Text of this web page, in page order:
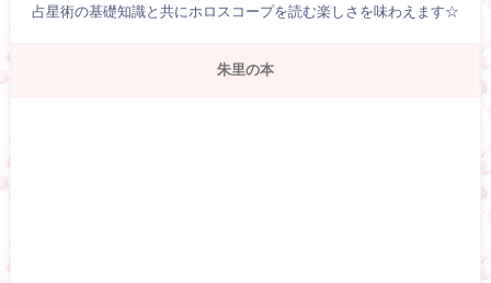
占星術の基礎知識と共にホロスコープを読む楽しさを味わえます☆
朱里の本